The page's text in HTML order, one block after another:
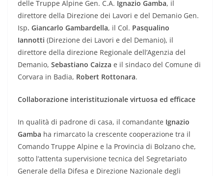
delle Truppe Alpine Gen. C.A. Ignazio Gamba, il
direttore della Direzione dei Lavori e del Demanio Gen.
Isp. Giancarlo Gambardella, il Col. Pasqualino
Iannotti (Direzione dei Lavori e del Demanio), il
direttore della direzione Regionale dell’Agenzia del
Demanio, Sebastiano Caizza e il sindaco del Comune di
Corvara in Badia, Robert Rottonara.
Collaborazione interistituzionale virtuosa ed efficace
In qualità di padrone di casa, il comandante Ignazio
Gamba ha rimarcato la crescente cooperazione tra il
Comando Truppe Alpine e la Provincia di Bolzano che,
sotto l’attenta supervisione tecnica del Segretariato
Generale della Difesa e Direzione Nazionale degli